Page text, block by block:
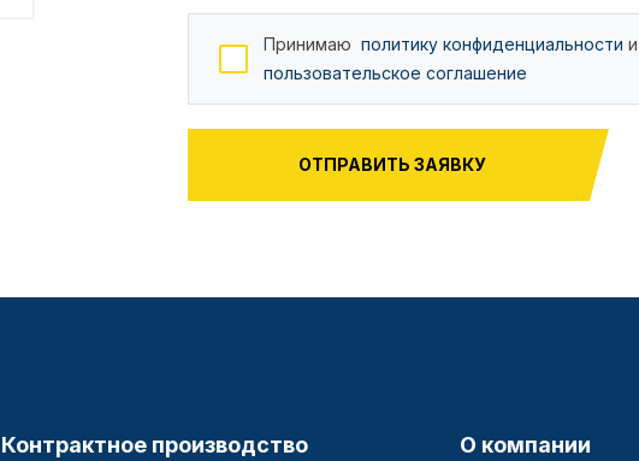
Принимаю политику конфиденциальности и
пользовательское соглашение
Контрактное производство О компании